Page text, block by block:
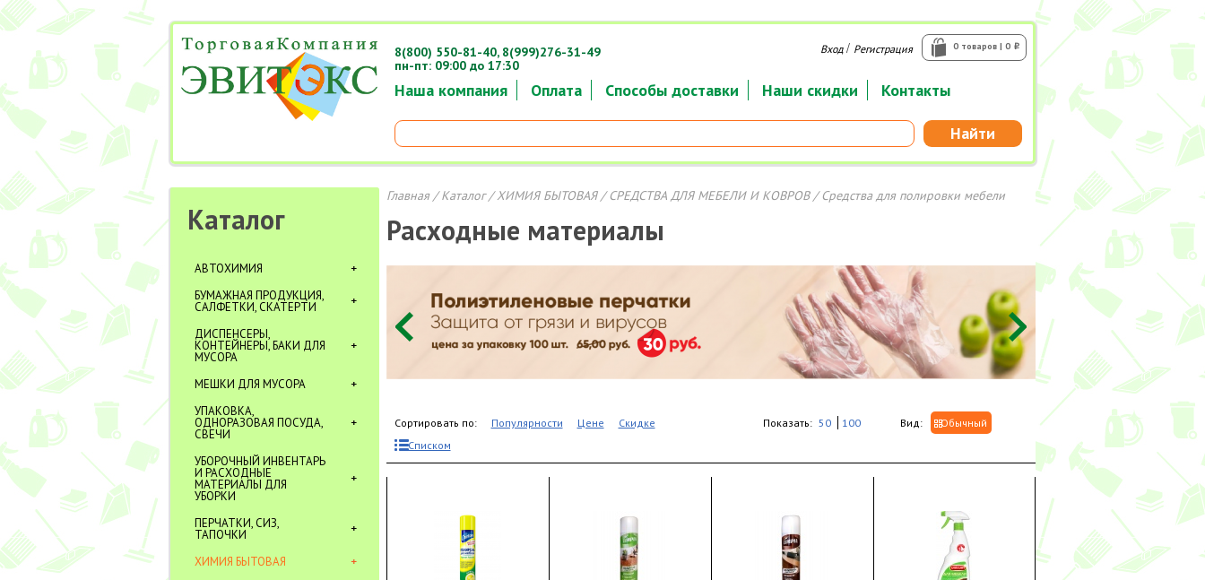
Наша компания Оплата Способы доставки Наши скидки Контакты
Найти
0 товаров | 0 i
Вход/ Регистрация
8(800) 550-81-40, 8(999)276-31-49
пн-пт: 09:00 до 17:30
Каталог
АВТОХИМИЯ
БУМАЖНАЯ ПРОДУКЦИЯ,
САЛФЕТКИ, СКАТЕРТИ
ДИСПЕНСЕРЫ,
КОНТЕЙНЕРЫ, БАКИ ДЛЯ
МУСОРА
МЕШКИ ДЛЯ МУСОРА
УПАКОВКА,
ОДНОРАЗОВАЯ ПОСУДА,
СВЕЧИ
УБОРОЧНЫЙ ИНВЕНТАРЬ
И РАСХОДНЫЕ
МАТЕРИАЛЫ ДЛЯ
УБОРКИ
ПЕРЧАТКИ, СИЗ,
ТАПОЧКИ
ХИМИЯ БЫТОВАЯ
Главная/Каталог/ХИМИЯ БЫТОВАЯ/СРЕДСТВА ДЛЯ МЕБЕЛИ И КОВРОВ/ Средства для полировки мебели
Расходные материалы
Сортировать по: Популярности Цене Скидке Показать: 50 100 Вид:
Обычный
Списком